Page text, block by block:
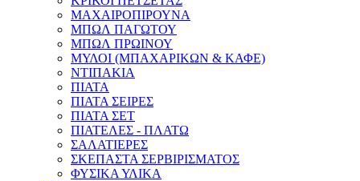
ΜΑΧΑΙΡΟΠΙΡΟΥΝΑ
ΜΠΩΛ ΠΑΓΩΤΟΥ
ΜΠΩΛ ΠΡΩΙΝΟΥ
ΜΥΛΟΙ (ΜΠΑΧΑΡΙΚΩΝ & ΚΑΦΕ)
ΝΤΙΠΑΚΙΑ
ΠΙΑΤΑ
ΠΙΑΤΑ ΣΕΙΡΕΣ
ΠΙΑΤΑ ΣΕΤ
ΠΙΑΤΕΛΕΣ - ΠΛΑΤΩ
ΣΑΛΑΤΙΕΡΕΣ
ΣΚΕΠΑΣΤΑ ΣΕΡΒΙΡΙΣΜΑΤΟΣ
ΦΥΣΙΚΑ ΥΛΙΚΑ